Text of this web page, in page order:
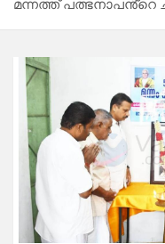
മന്നത്ത് പത്ഭനാപൻ്റെ